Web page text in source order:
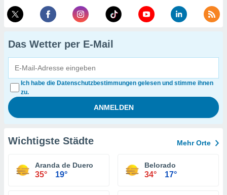
Das Wetter per E-Mail
Ich habe die Datenschutzbestimmungen gelesen und stimme ihnen
zu.
Wichtigste Städte Mehr Orte
Aranda de Duero
35° 19°
Belorado
34° 17°